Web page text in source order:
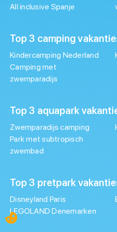
All inclusive Spanje
Top 3 camping
Kindercamping Nederland
Camping met
zwemparadijs
Top 3 aquapark
Zwemparadijs camping
Park met subtropisch
zwembad
Top 3 pretpark
Disneyland Paris
LEGOLAND Denemarken